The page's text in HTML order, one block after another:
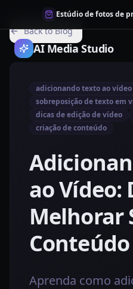
Estúdio de fotos de
AI Media Studio
Back to Blog
adicionando texto ao vídeo
sobreposição de texto em
dicas de edição de vídeo
criação de conteúdo
ao Vídeo:
Melhorar
Conteúdo
Aprenda como